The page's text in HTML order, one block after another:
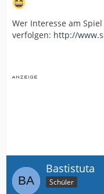
Wer Interesse am
verfolgen: http://
Bastistuta
Schüler